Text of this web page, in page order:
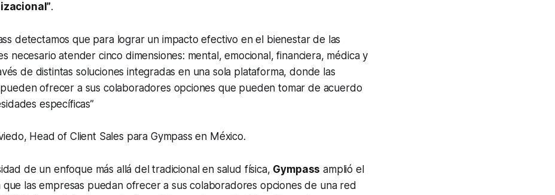
.
detectamos que para lograr un impacto efectivo en el bienestar de las
necesario atender cinco dimensiones: mental, emocional, financiera, médica y
de distintas soluciones integradas en una sola plataforma, donde las
ofrecer a sus colaboradores opciones que pueden tomar de acuerdo
específicas”
Head of Client Sales para Gympass en México.
de un enfoque más allá del tradicional en salud física, Gympass amplió el
las empresas puedan ofrecer a sus colaboradores opciones de una red